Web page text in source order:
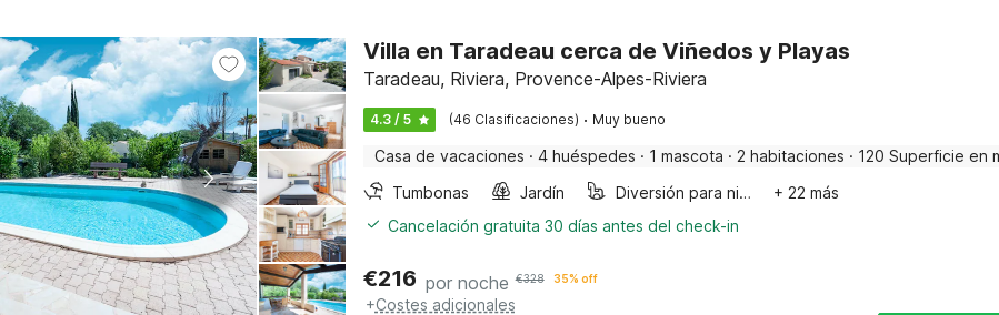
Villa en Taradeau cerca de Viñedos y Playas
Taradeau, Riviera, Provence-Alpes-Riviera
4.3 / 5 (46 Clasificaciones) · Muy bueno
Casa de vacaciones · 4 huéspedes · 1 mascota · 2 habitaciones · 120 Superficie en
Tumbonas
Jardín Diversión para niños
+ 22 más
Cancelación gratuita 30 días antes del check-in
€216 por noche €328 35% off
+Costes adicionales